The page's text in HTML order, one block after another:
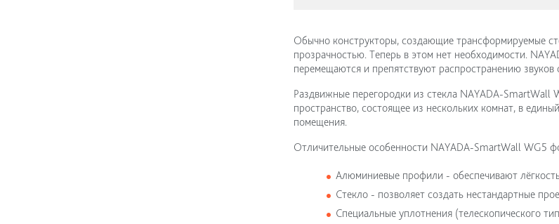
Обычно конструкторы, создающие трансформируемые
прозрачностью. Теперь в этом нет необходимости.
перемещаются и препятствуют распространению
Раздвижные перегородки из стекла NAYADA-SmartWall
пространство, состоящее из нескольких комнат, в
помещения.
Отличительные особенности NAYADA-SmartWall WG5
Алюминиевые профили - обеспечивают
Стекло - позволяет создать нестандартные
Специальные уплотнения (телескопического